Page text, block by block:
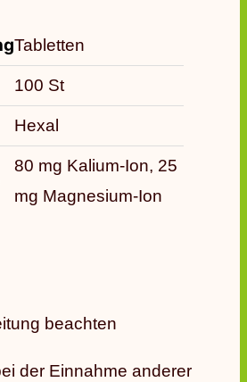
Tabletten
100 St
Hexal
80 mg Kalium-Ion, 25
mg Magnesium-Ion
beachten
der Einnahme anderer